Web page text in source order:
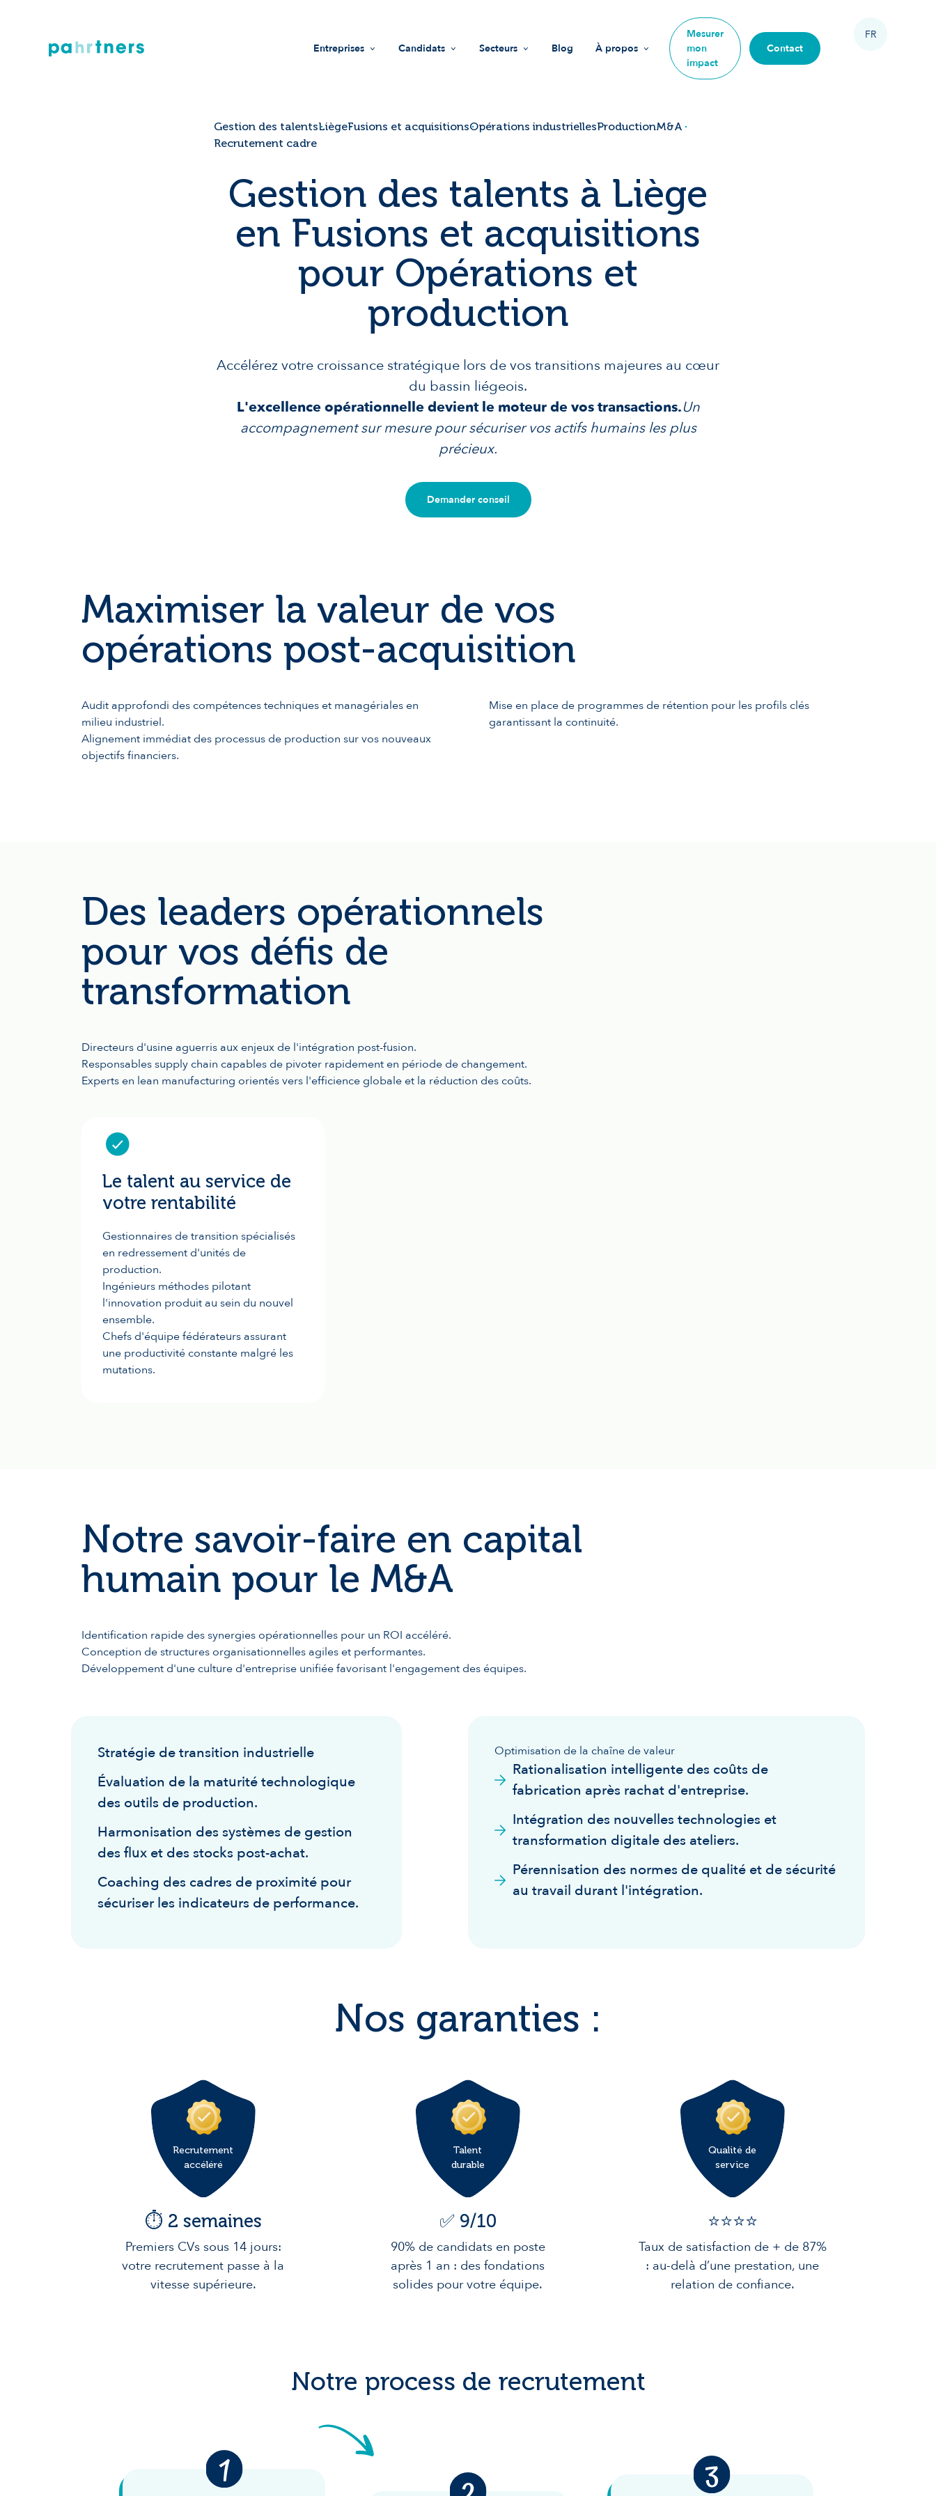
Entreprises Candidats Secteurs
Fonds d'investissement
Impact sociétal
Blog À propos
Nous rejoindre
Notre impact
Mesurer
mon
impact
Contact
FR
Gestion des talentsLiègeFusions et acquisitionsOpérations industriellesProductionM&A
Recrutement cadre
Gestion des talents à Liège
en Fusions et acquisitions
pour Opérations et
production
Accélérez votre croissance stratégique lors de vos transitions majeures au cœur
du bassin liégeois.
L'excellence opérationnelle devient le moteur de vos transactions.Un
accompagnement sur mesure pour sécuriser vos actifs humains les plus
précieux.
Demander conseil
Maximiser la valeur de vos
opérations post-acquisition
Audit approfondi des compétences techniques et managériales en
milieu industriel.
Alignement immédiat des processus de production sur vos nouveaux
objectifs financiers.
Mise en place de programmes de rétention pour les profils clés
garantissant la continuité.
Des leaders opérationnels
pour vos défis de
transformation
Directeurs d'usine aguerris aux enjeux de l'intégration post-fusion.
Responsables supply chain capables de pivoter rapidement en période de changement.
Experts en lean manufacturing orientés vers l'efficience globale et la réduction des coûts.
Le talent au service de
votre rentabilité
Gestionnaires de transition spécialisés
en redressement d'unités de
production.
Ingénieurs méthodes pilotant
l'innovation produit au sein du nouvel
ensemble.
Chefs d'équipe fédérateurs assurant
une productivité constante malgré les
mutations.
Notre savoir-faire en capital
humain pour le M&A
Identification rapide des synergies opérationnelles pour un ROI accéléré.
Conception de structures organisationnelles agiles et performantes.
Développement d'une culture d'entreprise unifiée favorisant l'engagement des équipes.
Stratégie de transition industrielle
Évaluation de la maturité technologique
des outils de production.
Harmonisation des systèmes de gestion
des flux et des stocks post-achat.
Coaching des cadres de proximité pour
sécuriser les indicateurs de performance.
Optimisation de la chaîne de valeur
Rationalisation intelligente des coûts de
fabrication après rachat d'entreprise.
Intégration des nouvelles technologies et
transformation digitale des ateliers.
Pérennisation des normes de qualité et de sécurité
au travail durant l'intégration.
Nos garanties :
Recrutement
accéléré
⏱️ 2 semaines
Premiers CVs sous 14 jours:
votre recrutement passe à la
vitesse supérieure.
Talent
durable
✅ 9/10
90% de candidats en poste
après 1 an : des fondations
solides pour votre équipe.
Qualité de
service
⭐️⭐️⭐️️⭐️️
Taux de satisfaction de + de 87%
: au-delà d’une prestation, une
relation de confiance.
Notre process de recrutement